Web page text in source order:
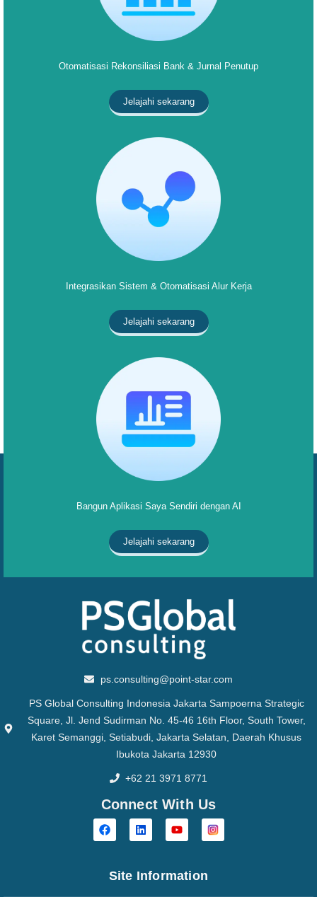
Otomatisasi Rekonsiliasi Bank & Jurnal Penutup
Jelajahi sekarang
Integrasikan Sistem & Otomatisasi Alur Kerja
Jelajahi sekarang
Bangun Aplikasi Saya Sendiri dengan AI
Jelajahi sekarang
ps.consulting@point-star.com
PS Global Consulting Indonesia Jakarta Sampoerna Strategic
Square, Jl. Jend Sudirman No. 45-46 16th Floor, South Tower,
Karet Semanggi, Setiabudi, Jakarta Selatan, Daerah Khusus
Ibukota Jakarta 12930
+62 21 3971 8771
Connect With Us
Site Information